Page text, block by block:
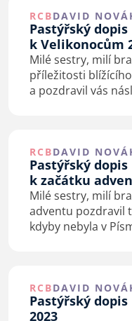
RCBDAVID
Pastýřský
k Velikonocům
Milé sestry, milí bratři, rád bych
příležitosti
a pozdravil vás
RCBDAVID
Pastýřský
k začátku
Milé sestry, milí bratři, rád bych vás na
adventu pozdravil
kdyby nebyla v
RCBDAVID
Pastýřský
2023